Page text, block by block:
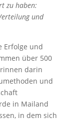
zu haben:
und
Erfolge und
über 500
darin
und
in Mailand
in dem sich